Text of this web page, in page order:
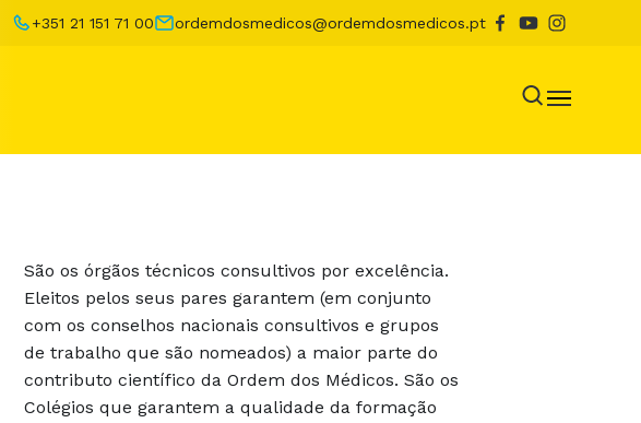
+351 21 151 71 00 ordemdosmedicos@ordemdosmedicos.pt
São os órgãos técnicos consultivos por excelência.
Eleitos pelos seus pares garantem (em conjunto
com os conselhos nacionais consultivos e grupos
de trabalho que são nomeados) a maior parte do
contributo científico da Ordem dos Médicos. São os
Colégios que garantem a qualidade da formação